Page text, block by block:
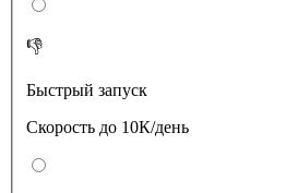
👎
Быстрый запуск
Скорость до 10К/день